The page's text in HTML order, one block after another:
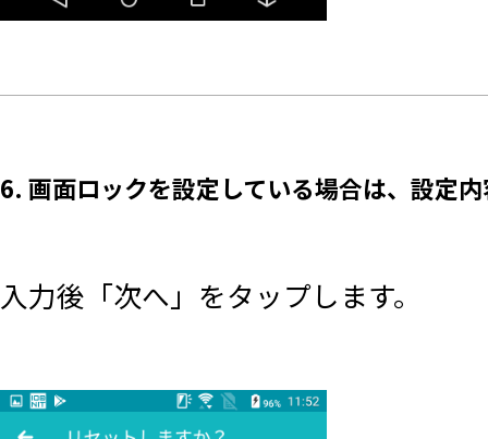
6. 画面ロックを設定している場合は、設定
入力後「次へ」をタップします。